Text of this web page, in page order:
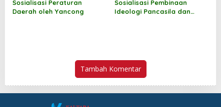
Sosialisasi Peraturan
Daerah oleh Yancong
Sosialisasi Pembinaan
Ideologi Pancasila dan
Tambah Komentar